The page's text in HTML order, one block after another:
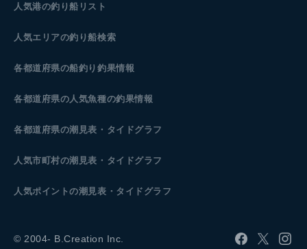
人気港の釣り船リスト
人気エリアの釣り船検索
各都道府県の船釣り釣果情報
各都道府県の人気魚種の釣果情報
各都道府県の潮見表 ・タイドグラフ
人気市町村の潮見表・タイドグラフ
人気ポイントの潮見表・タイドグラフ
© 2004- B.Creation Inc.